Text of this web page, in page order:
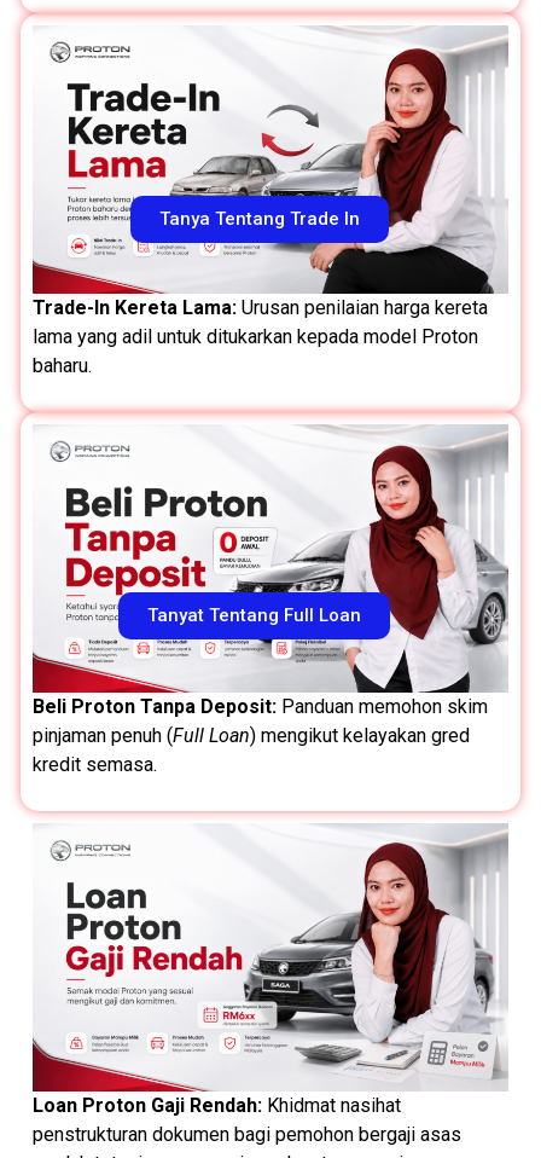
Tanya Tentang Trade In
Trade-In Kereta Lama:Urusan penilaian harga kereta
lama yang adil untuk ditukarkan kepada model Proton
baharu.
Tanyat Tentang Full Loan
Beli Proton Tanpa Deposit:Panduan memohon skim
pinjaman penuh (Full Loan) mengikut kelayakan gred
kredit semasa.
Loan Proton Gaji Rendah:Khidmat nasihat
penstrukturan dokumen bagi pemohon bergaji asas